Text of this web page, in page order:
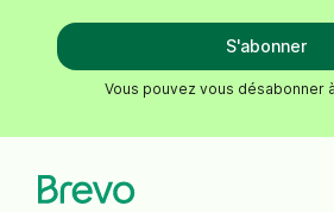
S'abonner
Vous pouvez vous désabonner